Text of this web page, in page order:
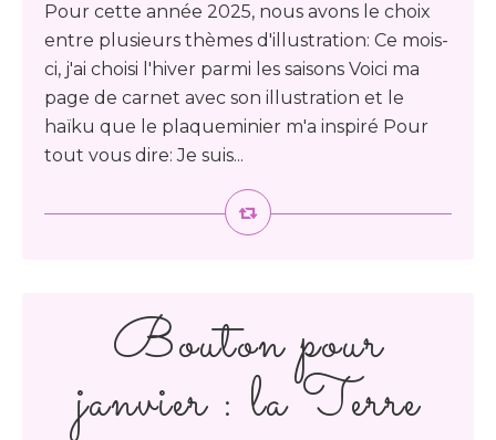
Pour cette année 2025, nous avons le choix
entre plusieurs thèmes d'illustration: Ce mois-
ci, j'ai choisi l'hiver parmi les saisons Voici ma
page de carnet avec son illustration et le
haïku que le plaqueminier m'a inspiré Pour
tout vous dire: Je suis...
Bouton pour
janvier : la Terre